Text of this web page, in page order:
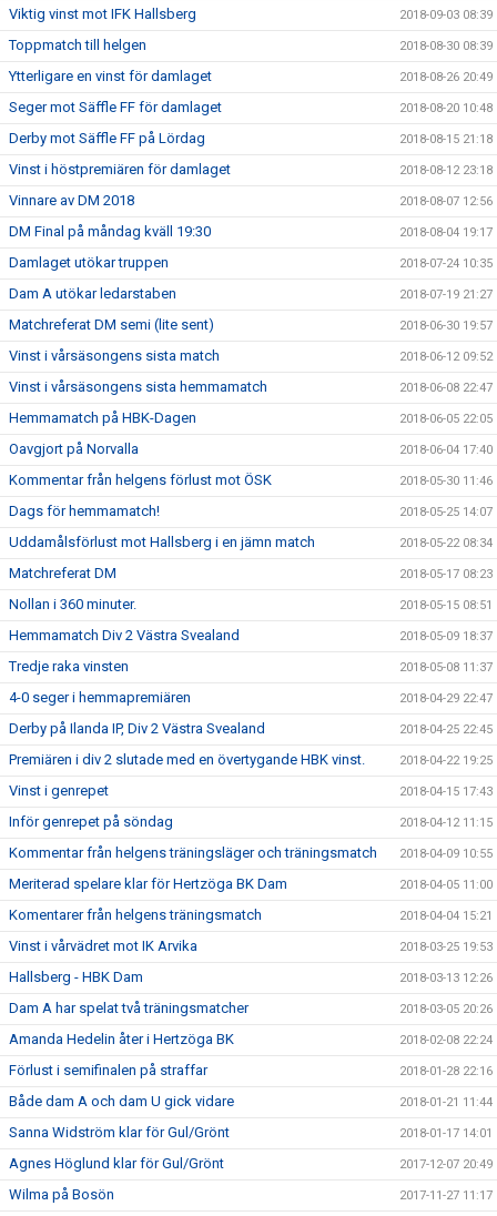
Viktig vinst mot IFK Hallsberg 2018-09-03 08:39
Toppmatch till helgen 2018-08-30 08:39
Ytterligare en vinst för damlaget 2018-08-26 20:49
Seger mot Säffle FF för damlaget 2018-08-20 10:48
Derby mot Säffle FF på Lördag 2018-08-15 21:18
Vinst i höstpremiären för damlaget 2018-08-12 23:18
Vinnare av DM 2018 2018-08-07 12:56
DM Final på måndag kväll 19:30 2018-08-04 19:17
Damlaget utökar truppen 2018-07-24 10:35
Dam A utökar ledarstaben 2018-07-19 21:27
Matchreferat DM semi (lite sent) 2018-06-30 19:57
Vinst i vårsäsongens sista match 2018-06-12 09:52
Vinst i vårsäsongens sista hemmamatch 2018-06-08 22:47
Hemmamatch på HBK-Dagen 2018-06-05 22:05
Oavgjort på Norvalla 2018-06-04 17:40
Kommentar från helgens förlust mot ÖSK 2018-05-30 11:46
Dags för hemmamatch! 2018-05-25 14:07
Uddamålsförlust mot Hallsberg i en jämn match 2018-05-22 08:34
Matchreferat DM 2018-05-17 08:23
Nollan i 360 minuter. 2018-05-15 08:51
Hemmamatch Div 2 Västra Svealand 2018-05-09 18:37
Tredje raka vinsten 2018-05-08 11:37
4-0 seger i hemmapremiären 2018-04-29 22:47
Derby på Ilanda IP, Div 2 Västra Svealand 2018-04-25 22:45
Premiären i div 2 slutade med en övertygande HBK vinst. 2018-04-22 19:25
Vinst i genrepet 2018-04-15 17:43
Inför genrepet på söndag 2018-04-12 11:15
Kommentar från helgens träningsläger och träningsmatch 2018-04-09 10:55
Meriterad spelare klar för Hertzöga BK Dam 2018-04-05 11:00
Komentarer från helgens träningsmatch 2018-04-04 15:21
Vinst i vårvädret mot IK Arvika 2018-03-25 19:53
Hallsberg - HBK Dam 2018-03-13 12:26
Dam A har spelat två träningsmatcher 2018-03-05 20:26
Amanda Hedelin åter i Hertzöga BK 2018-02-08 22:24
Förlust i semifinalen på straffar 2018-01-28 22:16
Både dam A och dam U gick vidare 2018-01-21 11:44
Sanna Widström klar för Gul/Grönt 2018-01-17 14:01
Agnes Höglund klar för Gul/Grönt 2017-12-07 20:49
Wilma på Bosön 2017-11-27 11:17